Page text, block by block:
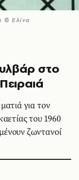
© Ελίνα
στο
για τον
του 1960
ζωντανοί